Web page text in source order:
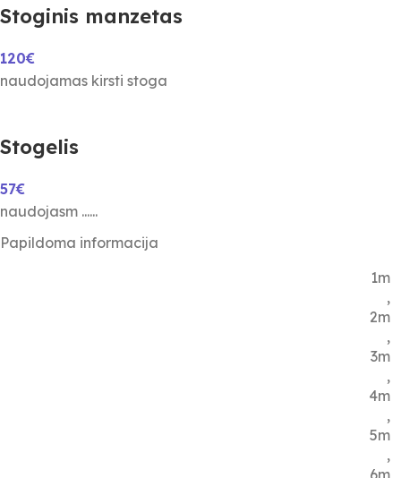
Stoginis manzetas
120€
naudojamas kirsti stoga
Stogelis
57€
naudojasm ......
Papildoma informacija
1m
,
2m
,
3m
,
4m
,
5m
,
6m